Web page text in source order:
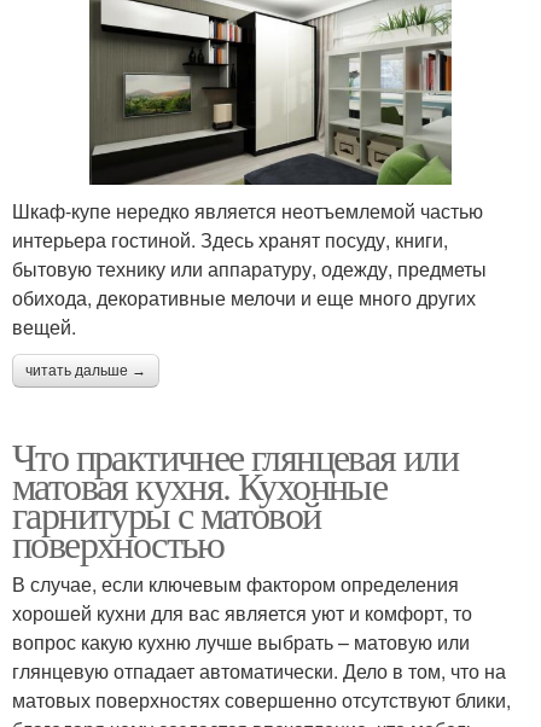
Шкаф-купе нередко является неотъемлемой частью
интерьера гостиной. Здесь хранят посуду, книги,
бытовую технику или аппаратуру, одежду, предметы
обихода, декоративные мелочи и еще много других
вещей.
читать дальше →
Что практичнее глянцевая или
матовая кухня. Кухонные
гарнитуры с матовой
поверхностью
В случае, если ключевым фактором определения
хорошей кухни для вас является уют и комфорт, то
вопрос какую кухню лучше выбрать – матовую или
глянцевую отпадает автоматически. Дело в том, что на
матовых поверхностях совершенно отсутствуют блики,